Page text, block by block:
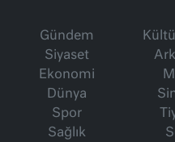
Gündem
Siyaset
Ekonomi
Dünya
Spor
Sağlık